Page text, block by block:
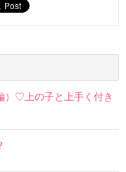
）♡上の子と上手く付き